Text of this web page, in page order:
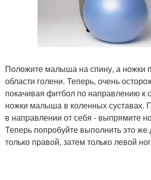
Положите малыша на спину, а ножки
области голени. Теперь, очень
покачивая фитбол по направлению к
ножки малыша в коленных суставах.
в направлении от себя - выпрямите
Теперь попробуйте выполнить это
только правой, затем только левой